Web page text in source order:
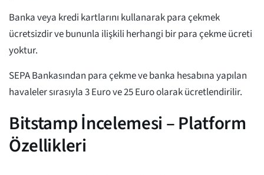
Banka veya kredi kartlarını kullanarak para çekmek
ücretsizdir ve bununla ilişkili herhangi bir para çekme ücreti
yoktur.
SEPA Bankasından para çekme ve banka hesabına yapılan
havaleler sırasıyla 3 Euro ve 25 Euro olarak ücretlendirilir.
Bitstamp İncelemesi – Platform
Özellikleri